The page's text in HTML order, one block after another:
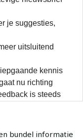
bundel informatie